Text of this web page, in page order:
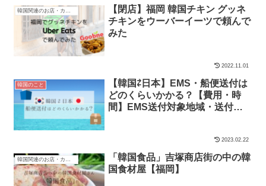
韓国関連のお店・カフェ
【閉店】福岡 韓国チキン グッネ
チキンをウーバーイーツで頼んで
みた
2022.11.01
韓国のこと
【韓国⇄日本】EMS・船便送付は
どのくらいかかる？【費用・時
間】EMS送付対象地域・送付不
2023.02.22
「韓国食品」吉塚商店街の中の韓
国食材屋【福岡】